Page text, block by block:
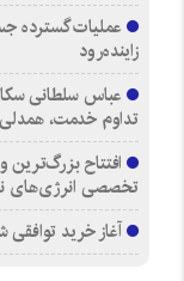
عملیات گسترده
زاینده‌رود
عباس سلطانی
تداوم خدمت،
افتتاح بزرگ‌ترین
تخصصی انرژی‌های نو
آغاز خرید توافقی